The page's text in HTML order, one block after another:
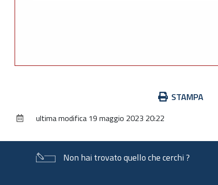
documento
STAMPA
ultima modifica 19 maggio 2023 20:22
Non hai trovato quello che cerchi ?